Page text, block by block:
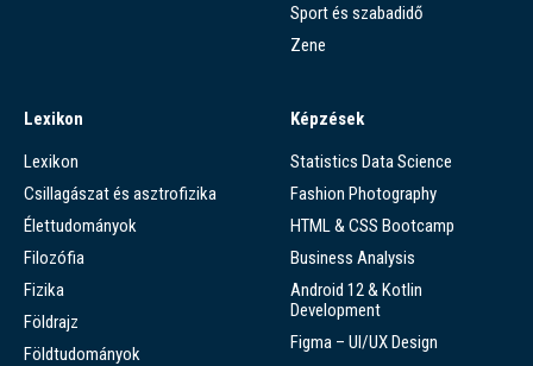
Sport és szabadidő
Zene
Lexikon
Lexikon
Csillagászat és asztrofizika
Élettudományok
Filozófia
Fizika
Földrajz
Földtudományok
Képzések
Statistics Data Science
Fashion Photography
HTML & CSS Bootcamp
Business Analysis
Android 12 & Kotlin
Development
Figma – UI/UX Design